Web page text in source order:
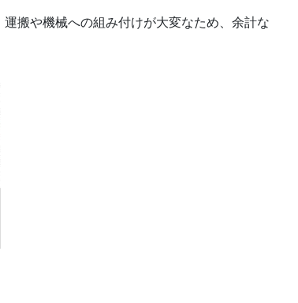
搬や機械への組み付けが大変なため、余計な